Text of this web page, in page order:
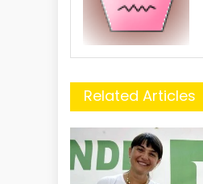
Related Articles